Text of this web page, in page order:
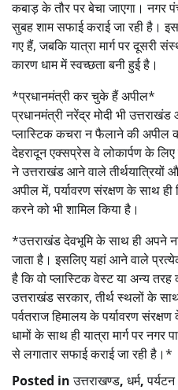
कबाड़ के तौर पर बेचा जाएगा। नगर
सुबह शाम सफाई कराई जा रही है।
गए हैं, जबकि यात्रा मार्ग पर दूसरी
कारण धाम में स्वच्छता बनी हुई है।
*प्रधानमंत्री कर चुके हैं अपील*
प्रधानमंत्री नरेंद्र मोदी भी
प्लास्टिक कचरा न फैलाने की अपील
देहरादून एक्सप्रेस वे लोकार्पण के लिए
ने उत्तराखंड आने वाले तीर्थयात्रियों
अपील में, पर्यावरण संरक्षण के साथ
करने को भी शामिल किया है।
*उत्तराखंड देवभूमि के साथ ही अपने
जाता है। इसलिए यहां आने वाले
है कि वो प्लास्टिक वेस्ट या अन्य
उत्तराखंड सरकार, तीर्थ स्थलों के
पर्वतराज हिमालय के पर्यावरण
धामों के साथ ही यात्रा मार्ग पर
से लगातार सफाई कराई जा रही है।*
Posted inउत्तराखण्ड, धर्म,पर्यटन